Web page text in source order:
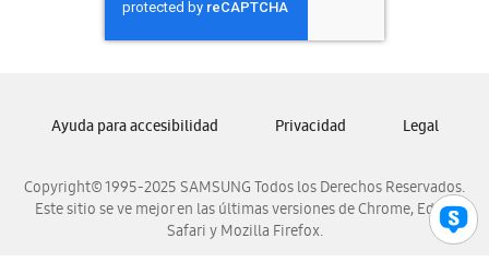
Samsung Nicaragua
Samsung Panamá
Samsung Venezuela
Copyright© 1995-2025 SAMSUNG Todos los Derechos Reservados.
Este sitio se ve mejor en las últimas versiones de Chrome, Edge,
Safari y Mozilla Firefox.
Ayuda para accesibilidad Privacidad Legal